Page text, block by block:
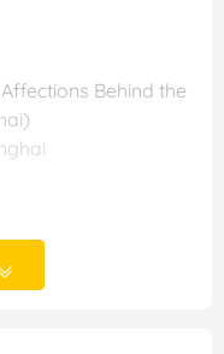
Behind the
2024